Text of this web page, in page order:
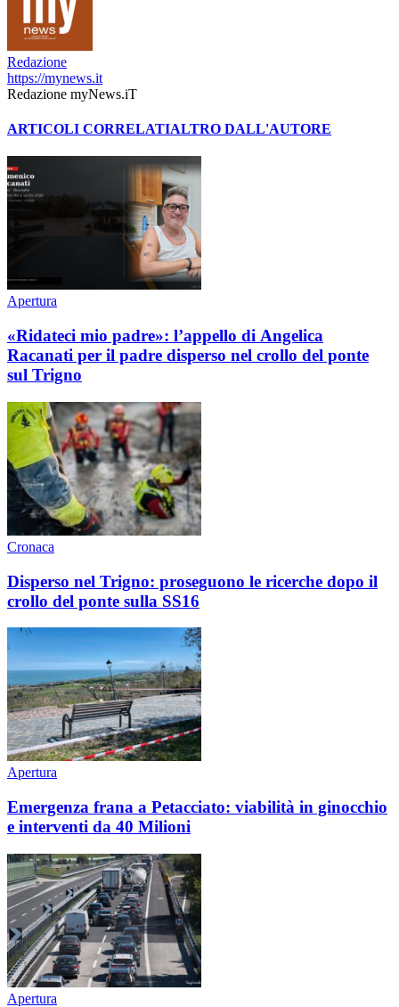
Redazione
https://mynews.it
Redazione myNews.iT
ARTICOLI CORRELATIALTRO DALL'AUTORE
Apertura
«Ridateci mio padre»: l’appello di Angelica
Racanati per il padre disperso nel crollo del ponte
sul Trigno
Cronaca
Disperso nel Trigno: proseguono le ricerche dopo il
crollo del ponte sulla SS16
Apertura
Emergenza frana a Petacciato: viabilità in ginocchio
e interventi da 40 Milioni
Apertura